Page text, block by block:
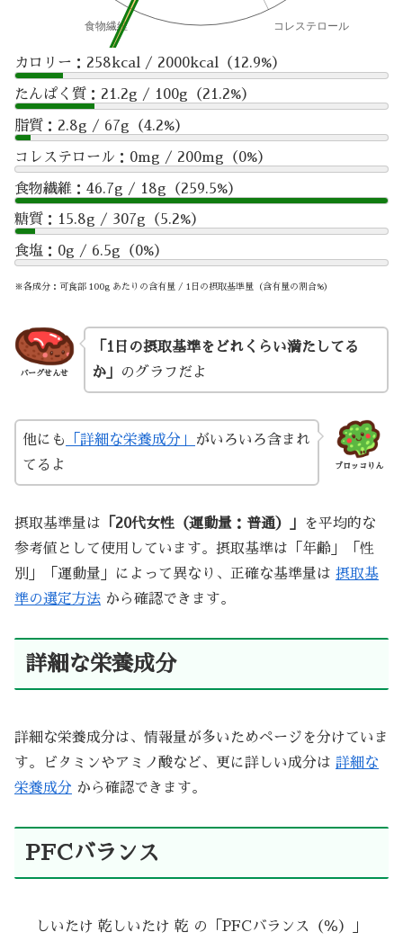
カロリー：258kcal / 2000kcal（12.9%）
たんぱく質：21.2g / 100g（21.2%）
脂質：2.8g / 67g（4.2%）
コレステロール：0mg / 200mg（0%）
食物繊維：46.7g / 18g（259.5%）
糖質：15.8g / 307g（5.2%）
食塩：0g / 6.5g（0%）
※各成分：可食部 100g あたりの含有量 / 1日の摂取基準量（含有量の割合%）
バーグせんせ
「1日の摂取基準をどれくらい満たしてる
か」
のグラフだよ
ブロッコりん
他にも 「詳細な栄養成分」
がいろいろ含まれ
てるよ
摂取基準量は 「20代女性（運動量：普通）」
を平均的な
参考値として使用しています。摂取基準は「年齢」「性
別」「運動量」によって異なり、正確な基準量は 摂取基
準の選定方法 から確認できます。
詳細な栄養成分
詳細な栄養成分は、情報量が多いためページを分けていま
す。ビタミンやアミノ酸など、更に詳しい成分は 詳細な
栄養成分 から確認できます。
PFCバランス
しいたけ 乾しいたけ 乾 の「PFCバランス（％）」